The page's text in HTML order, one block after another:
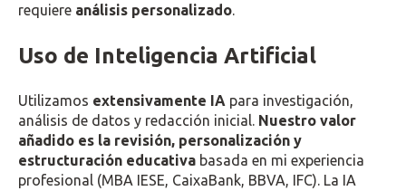
requiere análisis personalizado.
Uso de Inteligencia Artificial
Utilizamos extensivamente IA para investigación,
análisis de datos y redacción inicial. Nuestro valor
añadido es la revisión, personalización y
estructuración educativa basada en mi experiencia
profesional (MBA IESE, CaixaBank, BBVA, IFC). La IA